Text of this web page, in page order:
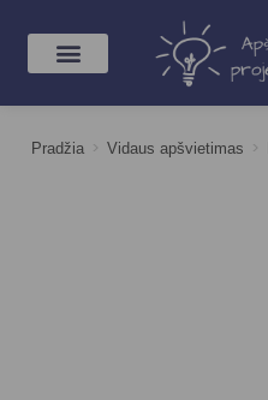
Pradžia > Vidaus apšvietimas >